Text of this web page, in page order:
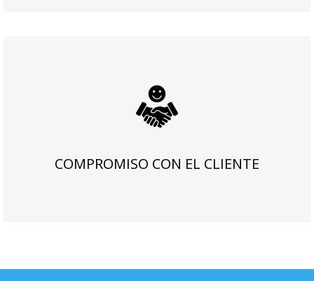
COMPROMISO CON EL CLIENTE